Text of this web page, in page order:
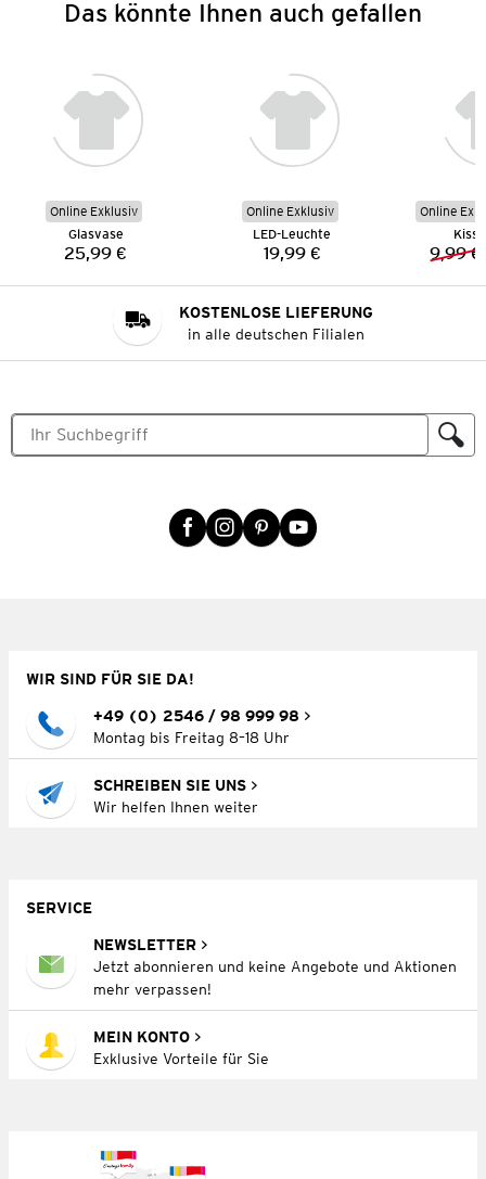
Das könnte Ihnen auch gefallen
Online Exklusiv
Glasvase
Preis:
25,99 €
Online Exklusiv
LED-Leuchte
Preis:
19,99 €
Online
9,99 €
KOSTENLOSE LIEFERUNG
in alle deutschen Filialen
WIR SIND FÜR SIE DA!
+49 (0) 2546 / 98 999 98
Montag bis Freitag 8–18 Uhr
SCHREIBEN SIE UNS
Wir helfen Ihnen weiter
SERVICE
NEWSLETTER
Jetzt abonnieren und keine Angebote und Aktionen
mehr verpassen!
MEIN KONTO
Exklusive Vorteile für Sie